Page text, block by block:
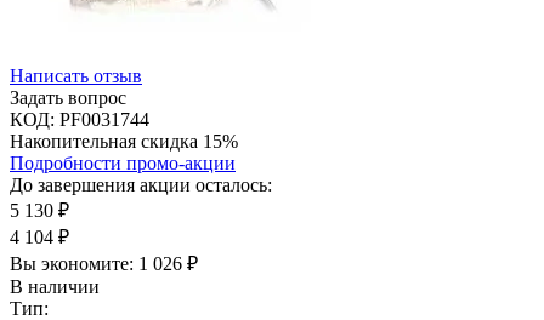
Написать отзыв
Задать вопрос
КОД: PF0031744
Накопительная скидка 15%
Подробности промо-акции
До завершения акции осталось:
5 130 ₽
4 104 ₽
Вы экономите: 1 026 ₽
В наличии
Тип: